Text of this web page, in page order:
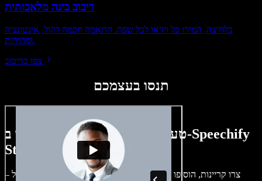
דיבוב בינה מלאכותית
בלחיצה, המירו כל וידאו לכל שפה. התאמה חכמה לקול, אינטונציה
ומהירות.
צפו בדיבוב
תנסו בעצמכם
טעימה קטנה ממה שתוכלו ליצור ב-Speechify
Studio.
צרו קריינות, הוסיפו תמונות ללא זכויות, אודיו, סרטונים ושיבוט קול –